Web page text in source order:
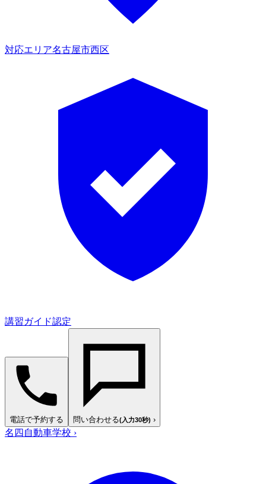
対応エリア名古屋市西区
講習ガイド認定
電話で予約する 問い合わせる(入力30秒) ›
名四自動車学校 ›